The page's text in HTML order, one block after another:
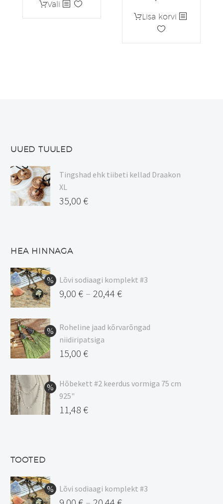
oli:
12,00 €.
on:
10,20 €.
Vali Sellel
tootel
Lisa korvi
UUED TUULED
Tingshad ehk tiibeti kellad Draakon
XL
35,00 €
HEA HINNAGA
Lõvi sodiaagi komplekt #3
9,00 € – 20,44 €
9,00 €
kuni
20,44 €
Roheline jaad kõrvarõngad
niidiripatsiga
Algne
oli:
17,00 €.
15,00 €
hind
on:
15,00 €.
Hõbekett #2 keerdus vormiga 75 cm
925"
Algne
11,48 €
TOOTED
Lõvi sodiaagi komplekt #3